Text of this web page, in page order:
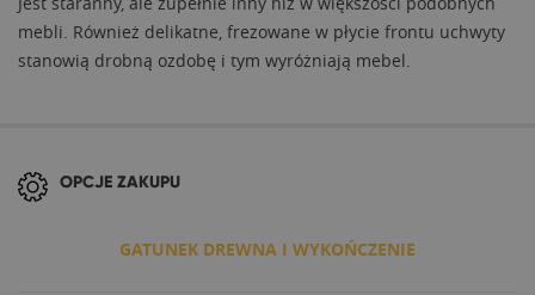
mebli. Również delikatne, frezowane w płycie frontu uchwyty
stanowią drobną ozdobę i tym wyróżniają mebel.
OPCJE ZAKUPU
GATUNEK DREWNA I WYKOŃCZENIE